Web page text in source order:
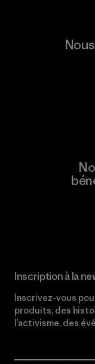
Inscription à la
Inscrivez-vous
produits, des
l’activisme, des